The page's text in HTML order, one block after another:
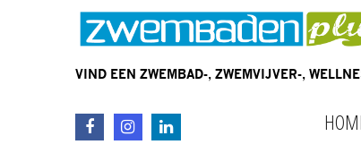
VIND EEN ZWEMBAD-, ZWEMVIJVER-,